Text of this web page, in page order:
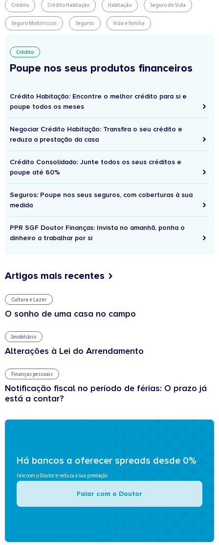
Crédito Crédito Habitação Habitação Seguro de Vida
Seguro Multirriscos Seguros Vida e família
Crédito
Poupe nos seus produtos financeiros
Crédito Habitação: Encontre o melhor crédito para si e
poupe todos os meses
Negociar Crédito Habitação: Transfira o seu crédito e
reduza a prestação da casa
Crédito Consolidado: Junte todos os seus créditos e
poupe até 60%
Seguros: Poupe nos seus seguros, com coberturas à sua
medida
PPR SGF Doutor Finanças: Invista no amanhã, ponha o
dinheiro a trabalhar por si
Artigos mais recentes
Cultura e Lazer
O sonho de uma casa no campo
Imobiliário
Alterações à Lei do Arrendamento
Finanças pessoais
Notificação fiscal no período de férias: O prazo já
está a contar?
Há bancos a oferecer spreads desde 0%
Fale com o Doutor e reduza a sua prestação
Falar com o Doutor